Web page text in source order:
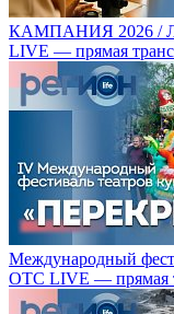
КАМПАНИЯ 2026 /
LIVE — прямая
Международный
ОТС LIVE — прямая